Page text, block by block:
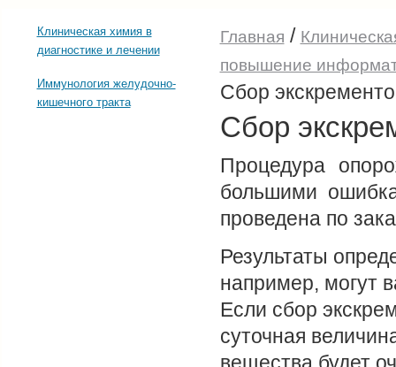
Клиническая химия в
диагностике и лечении
Иммунология желудочно-
кишечного тракта
Главная /
повышение
Сбор
Сбор
Процедура
большими
проведена по
Результаты
например, могут
Если сбор
суточная